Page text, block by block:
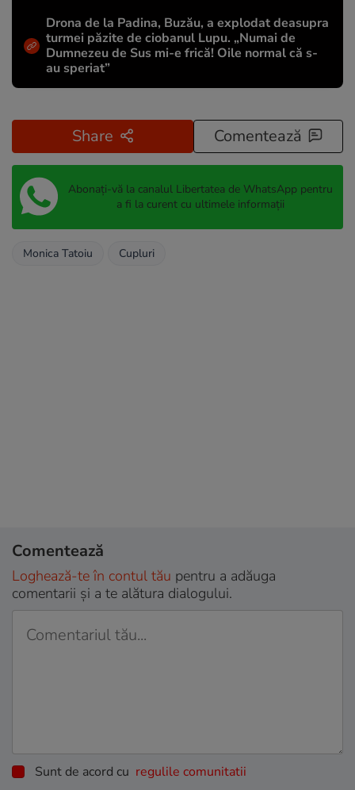
Drona de la Padina, Buzău, a explodat deasupra
turmei păzite de ciobanul Lupu. „Numai de
Dumnezeu de Sus mi-e frică! Oile normal că s-
au speriat”
Share Comentează
Abonați-vă la canalul Libertatea de WhatsApp pentru
a fi la curent cu ultimele informații
Monica Tatoiu Cupluri
Comentează
Loghează-te în contul tău pentru a adăuga
comentarii și a te alătura dialogului.
Sunt de acord cu regulile comunitatii